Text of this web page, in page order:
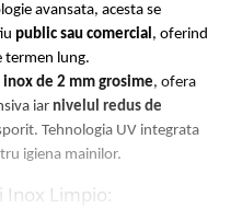
avansata, acesta se
public sau comercial , oferind
termen lung.
inox de 2 mm grosime, ofera
iar nivelul redus de
Tehnologia UV integrata
igiena mainilor.
Inox Limpio: